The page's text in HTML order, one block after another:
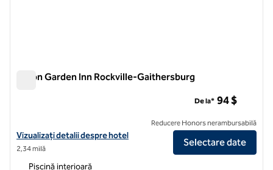
Hilton Garden Inn Rockville-Gaithersburg
Vizualizați detaliile hotelului Hilton Garden Inn Rockville-
Vizualizați detalii despre hotel
2,34 milă
De la* 94 $
Reducere Honors nerambursabilă
Selectare date
Piscină interioară